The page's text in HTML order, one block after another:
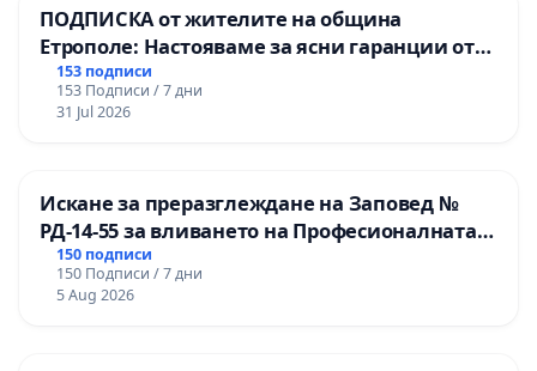
ПОДПИСКА от жителите на община
Етрополе: Настояваме за ясни гаранции от
“Елаците-МЕД” АД и от държавата, че ще се
изпълнят всички екологични норми!
153 подписи
153 Подписи / 7 дни
31 Jul 2026
Искане за преразглеждане на Заповед №
РД-14-55 за вливането на Професионалната
гимназия по промишлени технологии в
Професионалната гимназия по икономика и
мениджмънт – гр. Пазарджик
150 подписи
150 Подписи / 7 дни
5 Aug 2026